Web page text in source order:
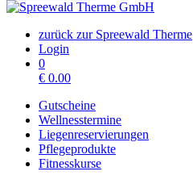
zurück zur Spreewald Therme
Login
0
€ 0.00
Gutscheine
Wellnesstermine
Liegenreservierungen
Pflegeprodukte
Fitnesskurse